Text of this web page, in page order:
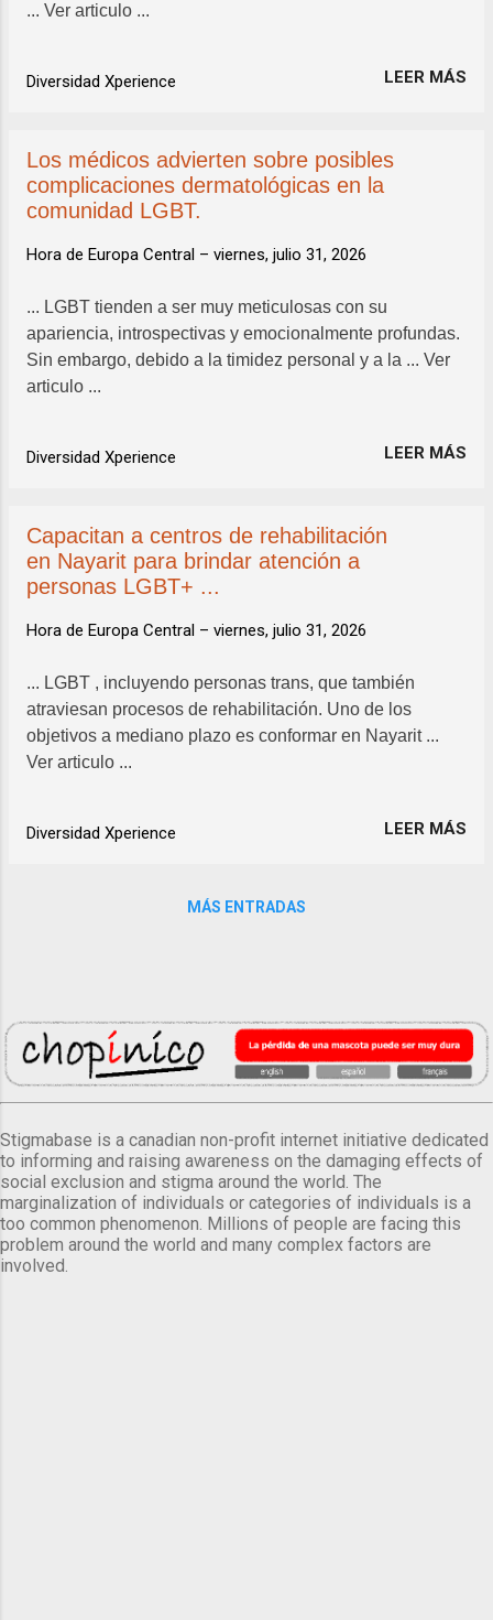
... Ver articulo ...
Diversidad Xperience LEER MÁS
Los médicos advierten sobre posibles
complicaciones dermatológicas en la
comunidad LGBT.
Hora de Europa Central – viernes, julio 31, 2026
... LGBT tienden a ser muy meticulosas con su
apariencia, introspectivas y emocionalmente profundas.
Sin embargo, debido a la timidez personal y a la ... Ver
articulo ...
Diversidad Xperience LEER MÁS
Capacitan a centros de rehabilitación
en Nayarit para brindar atención a
personas LGBT+ ...
Hora de Europa Central – viernes, julio 31, 2026
... LGBT , incluyendo personas trans, que también
atraviesan procesos de rehabilitación. Uno de los
objetivos a mediano plazo es conformar en Nayarit ...
Ver articulo ...
Diversidad Xperience LEER MÁS
MÁS ENTRADAS
Stigmabase is a canadian non-profit internet initiative dedicated
to informing and raising awareness on the damaging effects of
social exclusion and stigma around the world. The
marginalization of individuals or categories of individuals is a
too common phenomenon. Millions of people are facing this
problem around the world and many complex factors are
involved.